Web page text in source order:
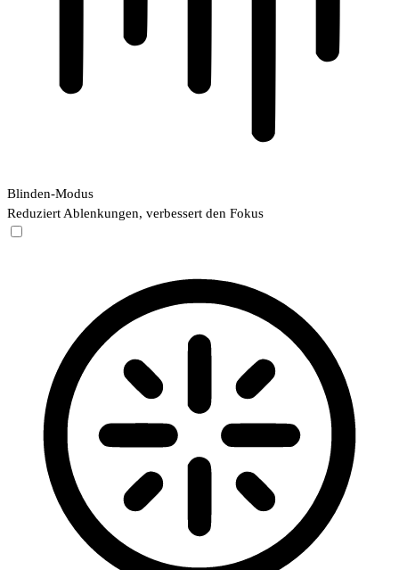
Blinden-Modus
Reduziert Ablenkungen, verbessert den Fokus